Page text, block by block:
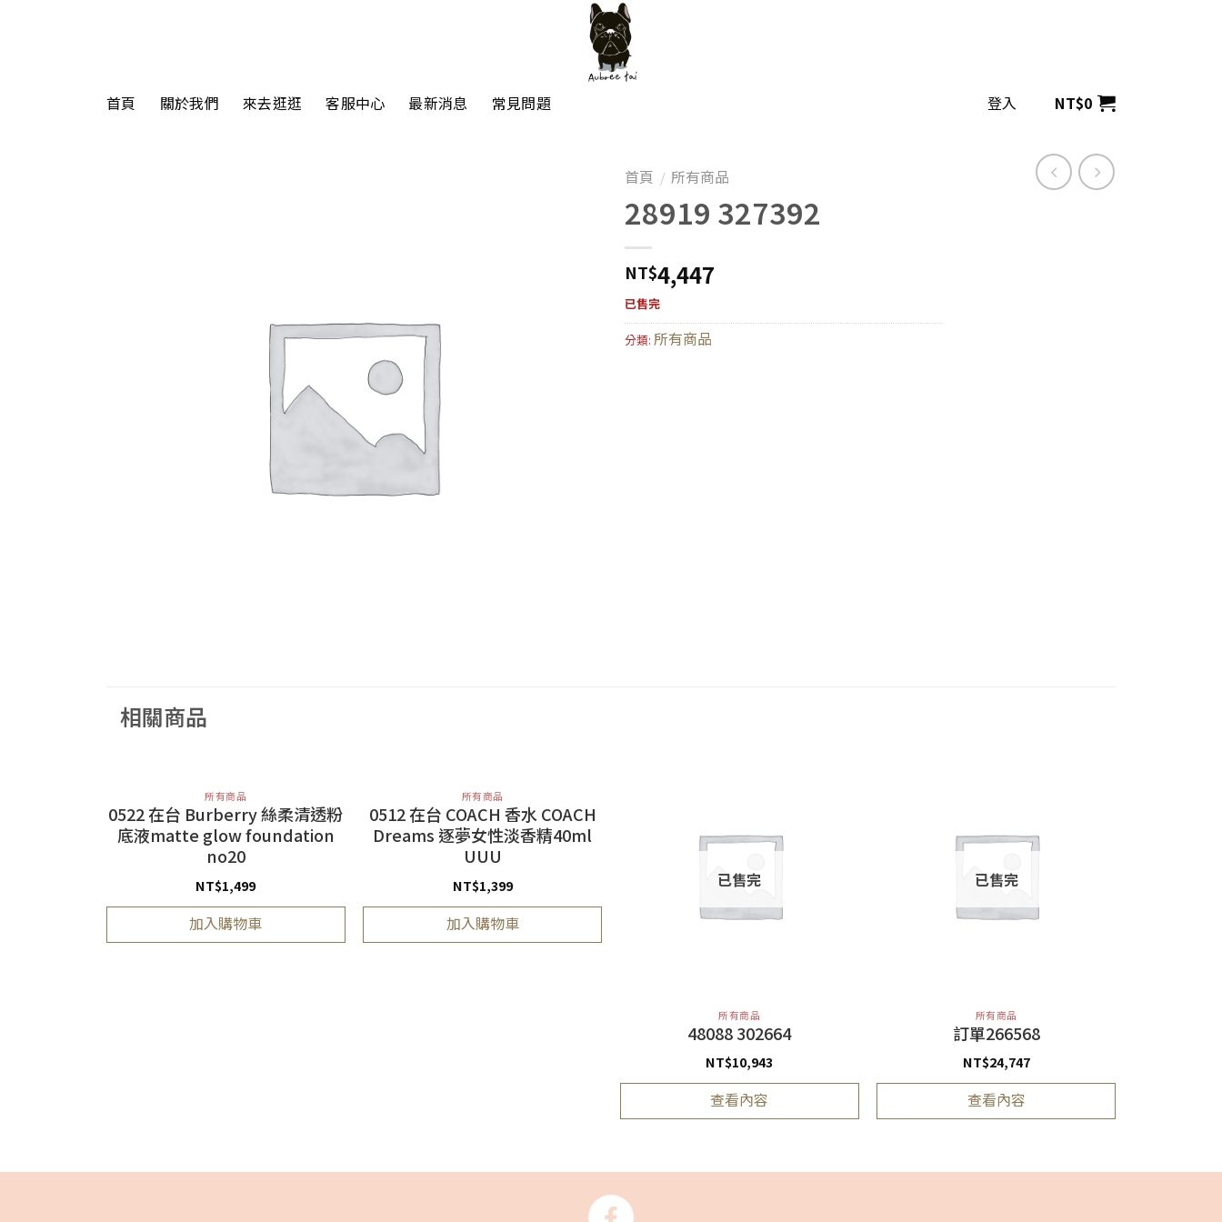
首頁 關於我們 來去逛逛 客服中心 最新消息 常見問題 登入 NT$0
首頁 / 所有商品
28919 327392
NT$4,447
已售完
分類: 所有商品
相關商品
所有商品
0522 在台 Burberry 絲柔清透粉
底液matte glow foundation
no20
NT$1,499
加入購物車
所有商品
0512 在台 COACH 香水 COACH
Dreams 逐夢女性淡香精40ml
UUU
NT$1,399
加入購物車
已售完
所有商品
48088 302664
NT$10,943
查看內容
已售完
所有商品
訂單266568
NT$24,747
查看內容